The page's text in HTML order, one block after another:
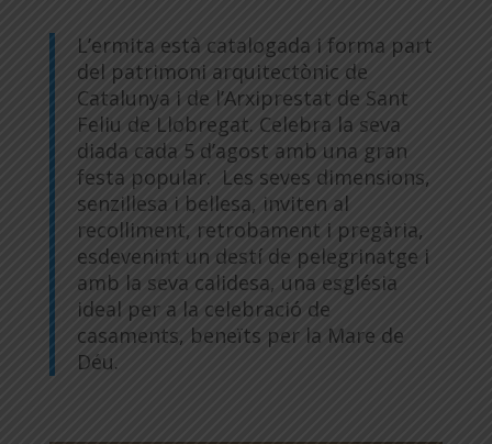
L’ermita està catalogada i forma part
del patrimoni arquitectònic de
Catalunya i de l’Arxiprestat de Sant
Feliu de Llobregat. Celebra la seva
diada cada 5 d’agost amb una gran
festa popular. Les seves dimensions,
senzillesa i bellesa, inviten al
recolliment, retrobament i pregària,
esdevenint un destí de pelegrinatge i
amb la seva calidesa, una església
ideal per a la celebració de
casaments, beneïts per la Mare de
Déu.